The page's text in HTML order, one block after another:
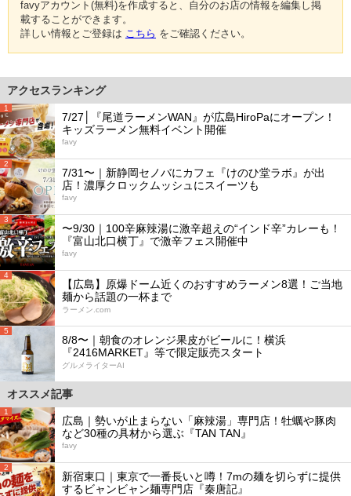
favyアカウント(無料)を作成すると、自分のお店の情報を編集し掲
載することができます。
詳しい情報とご登録は こちら をご確認ください。
アクセスランキング
1
7/27│『尾道ラーメンWAN』が広島HiroPaにオープン！
キッズラーメン無料イベント開催
favy
2
7/31〜｜新静岡セノバにカフェ『けのひ堂ラボ』が出
店！濃厚クロックムッシュにスイーツも
favy
3
〜9/30｜100辛麻辣湯に激辛超えの“インド辛”カレーも！
『富山北口横丁』で激辛フェス開催中
favy
4
【広島】原爆ドーム近くのおすすめラーメン8選！ご当地
麺から話題の一杯まで
ラーメン.com
5
8/8〜｜朝食のオレンジ果皮がビールに！横浜
『2416MARKET』等で限定販売スタート
グルメライターAI
オススメ記事
1
広島｜勢いが止まらない「麻辣湯」専門店！牡蠣や豚肉
など30種の具材から選ぶ『TAN TAN』
favy
2
新宿東口｜東京で一番長いと噂！7mの麺を切らずに提供
するビャンビャン麺専門店『秦唐記』